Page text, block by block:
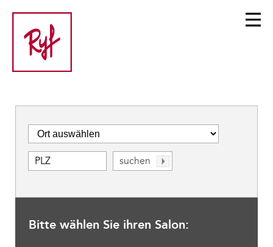
Bitte wählen Sie ihren Salon: